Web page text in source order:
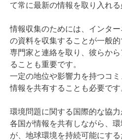
て常に最新の情報を取り入れる
情報収集のためには、インタ
の資料を収集することが一般的
専門家と連絡を取り、彼らか
ることも重要です。
一定の地位や影響力を持つコミ
情報を共有することも必要です
環境問題に関する国際的な協力
各国が情報を共有しながら、
が、地球環境を持続可能にする